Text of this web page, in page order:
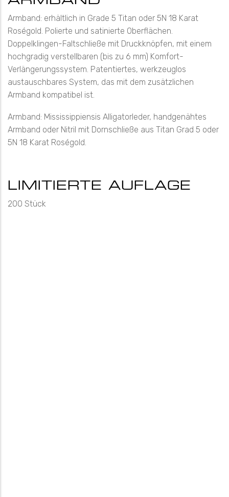
Armband: erhältlich in Grade 5 Titan oder 5N 18 Karat
Roségold. Polierte und satinierte Oberflächen.
Doppelklingen-Faltschließe mit Druckknöpfen, mit einem
hochgradig verstellbaren (bis zu 6 mm) Komfort-
Verlängerungssystem. Patentiertes, werkzeuglos
austauschbares System, das mit dem zusätzlichen
Armband kompatibel ist.
Armband: Mississippiensis Alligatorleder, handgenähtes
Armband oder Nitril mit Dornschließe aus Titan Grad 5 oder
5N 18 Karat Roségold.
LIMITIERTE AUFLAGE
200 Stück